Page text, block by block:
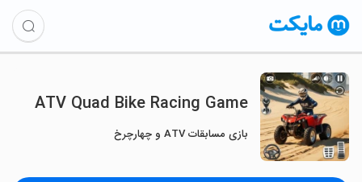
ATV Quad Bike Racing Game
بازی مسابقات ATV و چهارچرخ